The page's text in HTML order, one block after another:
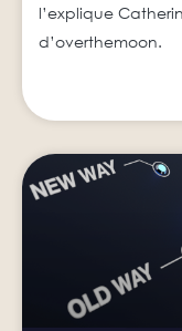
l’explique
d’overthemoon.